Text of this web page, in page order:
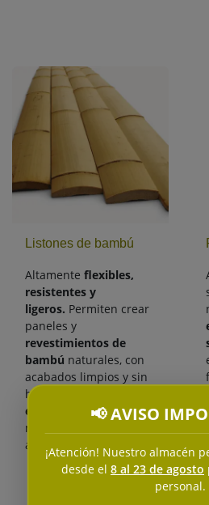
📢 AVISO
¡Atención! Nuestro almacén
desde el 8 al 23 de agosto
personal.
Listones de bambú
Altamente flexibles,
resistentes y
ligeros. Permiten crear
paneles y
revestimientos de
bambú naturales, con
acabados limpios y sin
huecos, además de
estructuras livianas,
mobiliario, cielorrasos,
artesanía.